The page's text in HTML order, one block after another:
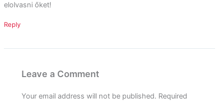
elolvasni őket!
Reply
Leave a Comment
Your email address will not be published. Required